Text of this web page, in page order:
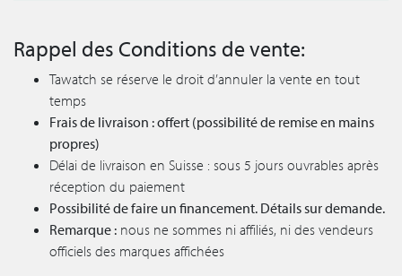
Rappel des Conditions de vente:
Tawatch se réserve le droit d’annuler la vente en tout
temps
Frais de livraison : offert (possibilité de remise en mains
propres)
Délai de livraison en Suisse : sous 5 jours ouvrables après
réception du paiement
Possibilité de faire un financement. Détails sur demande.
Remarque : nous ne sommes ni affiliés, ni des vendeurs
officiels des marques affichées